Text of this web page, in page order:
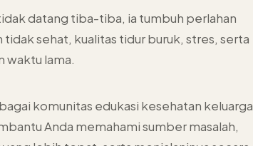
datang tiba-tiba, ia tumbuh perlahan
tidak sehat, kualitas tidur buruk, stres, serta
waktu lama.
komunitas edukasi kesehatan keluarga
Anda memahami sumber masalah,